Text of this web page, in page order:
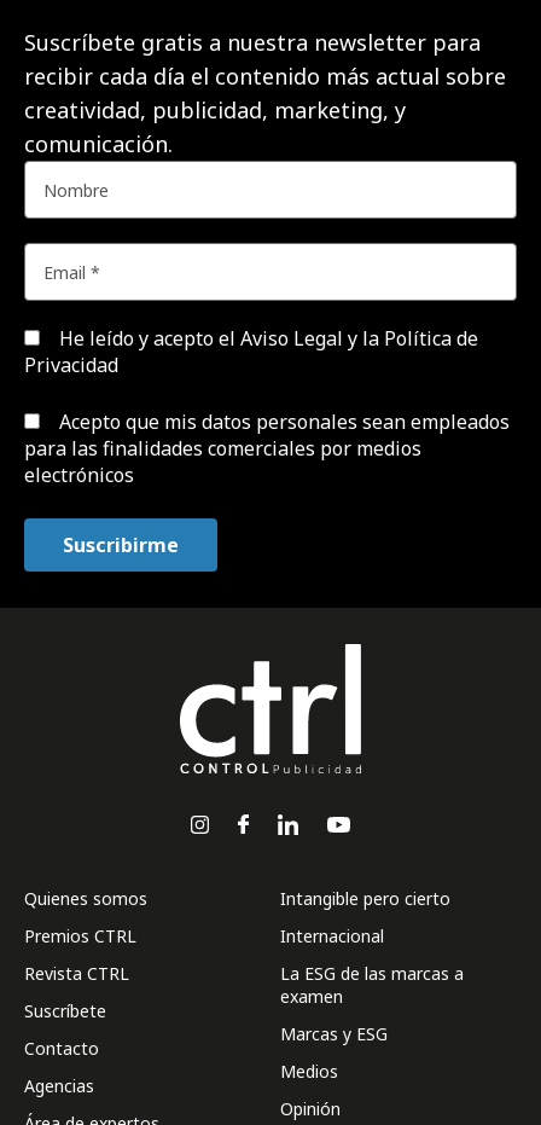
Suscríbete gratis a nuestra newsletter para
recibir cada día el contenido más actual sobre
creatividad, publicidad, marketing, y
comunicación.
He leído y acepto el Aviso Legal y la Política de
Privacidad
Acepto que mis datos personales sean empleados
para las finalidades comerciales por medios
electrónicos
Quienes somos
Premios CTRL
Revista CTRL
Suscríbete
Contacto
Agencias
Intangible pero cierto
Internacional
La ESG de las marcas a
examen
Marcas y ESG
Medios
Opinión